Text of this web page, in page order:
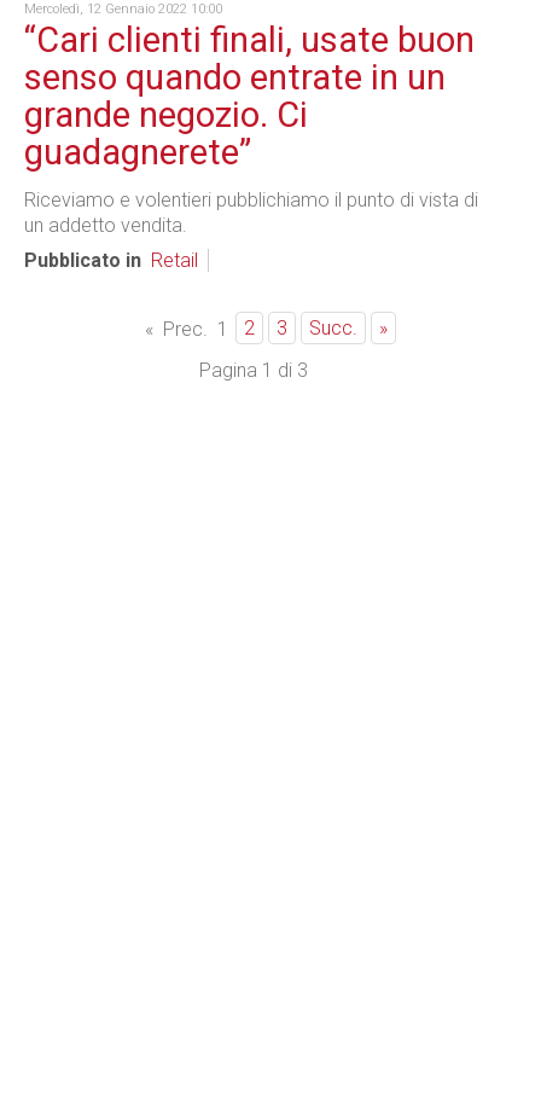
Mercoledì, 12 Gennaio 2022 10:00
“Cari clienti finali, usate buon
senso quando entrate in un
grande negozio. Ci
guadagnerete”
Riceviamo e volentieri pubblichiamo il punto di vista di
un addetto vendita.
Pubblicato in Retail
« Prec. 1 2 3 Succ.
»
Pagina 1 di 3